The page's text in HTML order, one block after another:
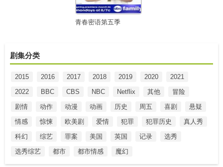
青春密语第五季
剧集分类
2015 2016 2017 2018 2019 2020
2021
2022
BBC CBS NBC Netflix 其他
冒险
剧情
动作 动漫 动画 历史 周五 喜剧
悬疑
情感
惊悚 欧美剧 爱情 犯罪 犯罪历史
真人秀
科幻
综艺 罪案 美国 英国 记录
选秀
选秀综艺
都市 都市情感 魔幻